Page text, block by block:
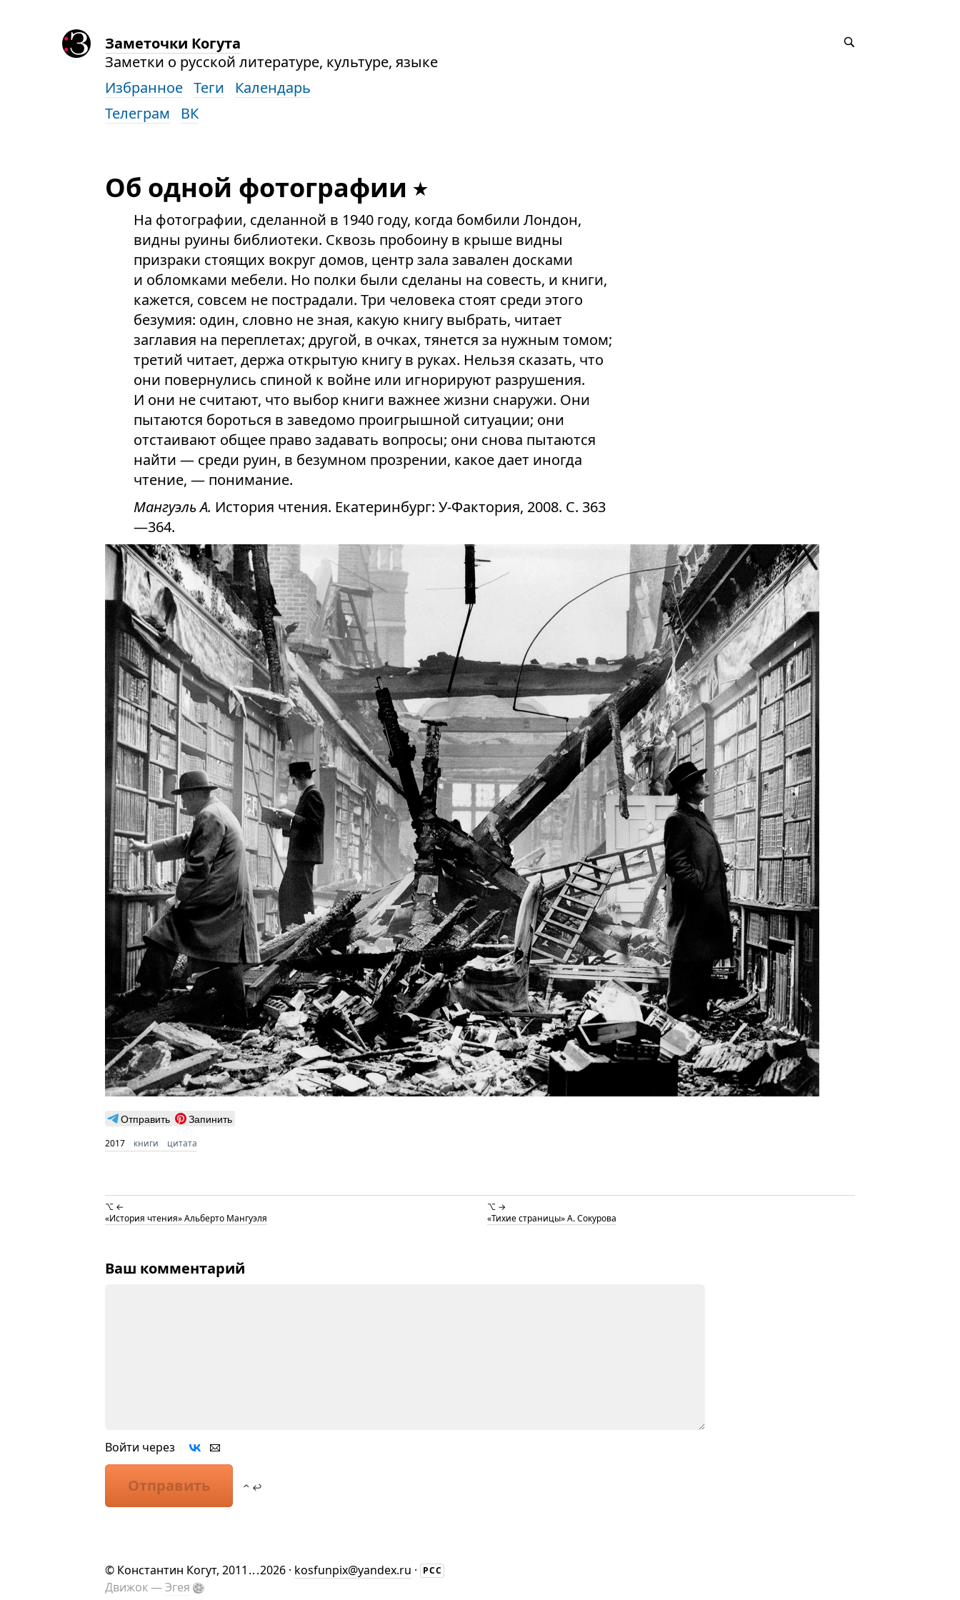
Заметочки Когута
Заметки о русской литературе, культуре, языке
Избранное Теги
Календарь
Телеграм
ВК
Об одной фотографии
На фотографии, сделанной в 1940 году, когда бомбили Лондон,
видны руины библиотеки. Сквозь пробоину в крыше видны
призраки стоящих вокруг домов, центр зала завален досками
и обломками мебели. Но полки были сделаны на совесть, и книги,
кажется, совсем не пострадали. Три человека стоят среди этого
безумия: один, словно не зная, какую книгу выбрать, читает
заглавия на переплетах; другой, в очках, тянется за нужным томом;
третий читает, держа открытую книгу в руках. Нельзя сказать, что
они повернулись спиной к войне или игнорируют разрушения.
И они не считают, что выбор книги важнее жизни снаружи. Они
пытаются бороться в заведомо проигрышной ситуации; они
отстаивают общее право задавать вопросы; они снова пытаются
найти — среди руин, в безумном прозрении, какое дает иногда
чтение, — понимание.
Мангуэль А. История чтения. Екатеринбург: У-Фактория, 2008. С. 363
—364.
Отправить Запинить
2017 книги цитата
⌥ ←
«История чтения» Альберто Мангуэля
⌥ →
«Тихие страницы» А. Сокурова
Ваш комментарий
Войти через
Отправить ⌃ ↩
© Константин Когут, 2011 ...2026 · kosfunpix@yandex.ru · РСС
Движок —Эгея